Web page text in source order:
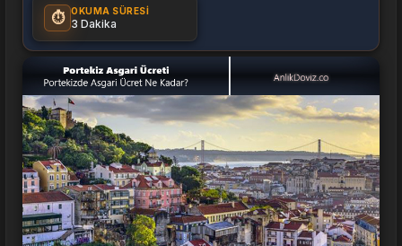
⏱️ OKUMA SÜRESI
3 Dakika